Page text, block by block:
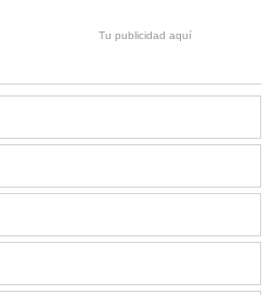
Tu publicidad aquí